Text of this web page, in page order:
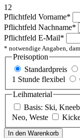
12
Pflichtfeld Vorname*
Pflichtfeld Nachname*
Pflichtfeld E-Mail*
* notwendige Angaben,
Preisoption
Standardpreis
1 Stunde flexibel
Leihmaterial
Basis: Ski,
Neo, Weste